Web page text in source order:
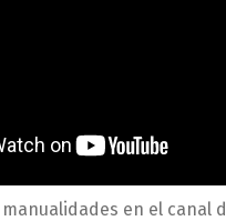
en el canal